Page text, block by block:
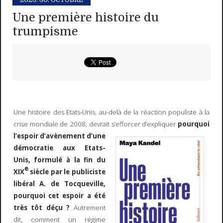
Une première histoire du
trumpisme
Une histoire des Etats-Unis, au-delà de la réaction populiste à la
crise mondiale de 2008, devrait s’efforcerd’expliquer pourquoi
l’espoir d’avènement d’une
démocratie aux Etats-
Unis, formulé à la fin du
XIXesiècle par le publiciste
libéral A. de Tocqueville,
pourquoi cet espoir a été
très tôt déçu ? Autrement
dit, comment un régime